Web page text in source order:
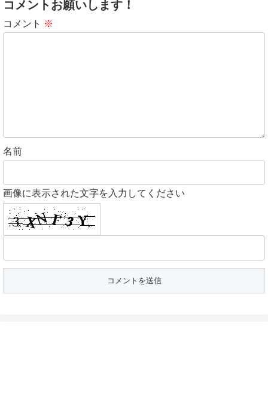
コメントお願いします！
コメント ※
名前
画像に表示された文字を入力してください